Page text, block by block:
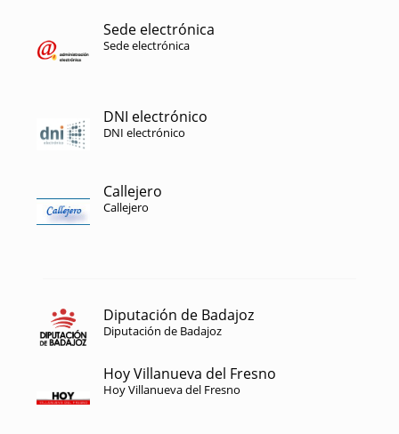
Sede electrónica
Sede electrónica
DNI electrónico
DNI electrónico
Callejero
Callejero
Diputación de Badajoz
Diputación de Badajoz
Hoy Villanueva del Fresno
Hoy Villanueva del Fresno